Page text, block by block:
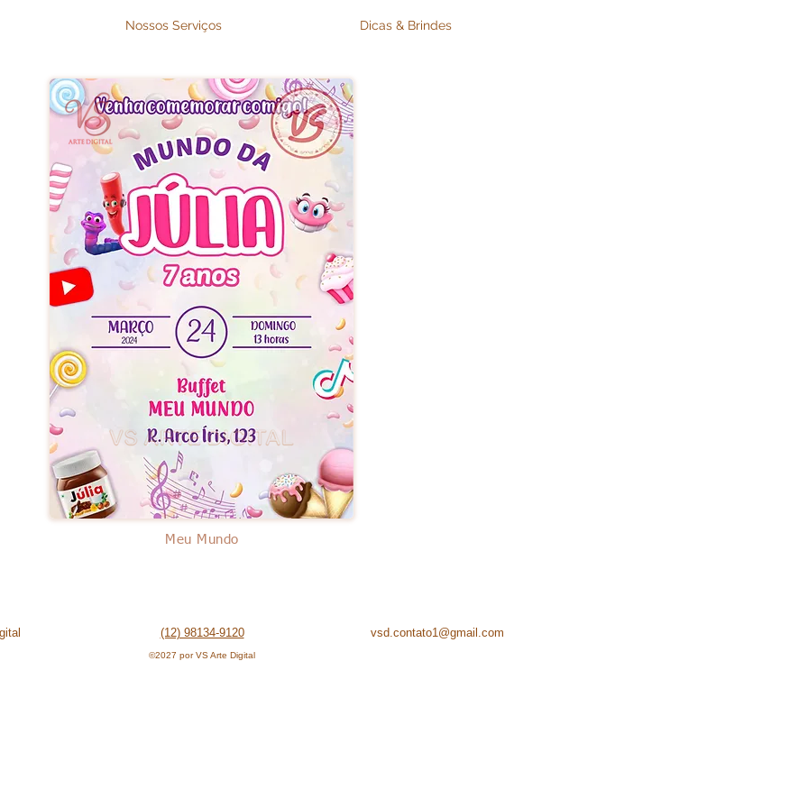
Nossos Serviços Dicas & Brindes
Meu Mundo
(12) 98134-9120 vsd.contato1@gmail.com
©2027 por VS Arte Digital